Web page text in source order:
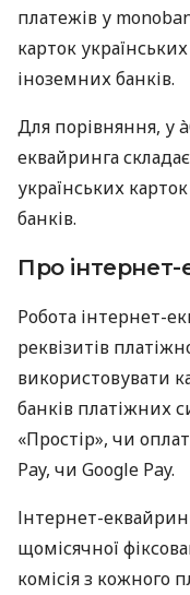
платежів у
карток
іноземних банків.
Для порівняння, у
еквайринга
українських
банків.
Про
Робота інтернет-
реквізитів
використовувати
банків платіжних
«Простір», чи
Pay, чи Google Pay.
Інтернет-
щомісячної
комісія з кожного